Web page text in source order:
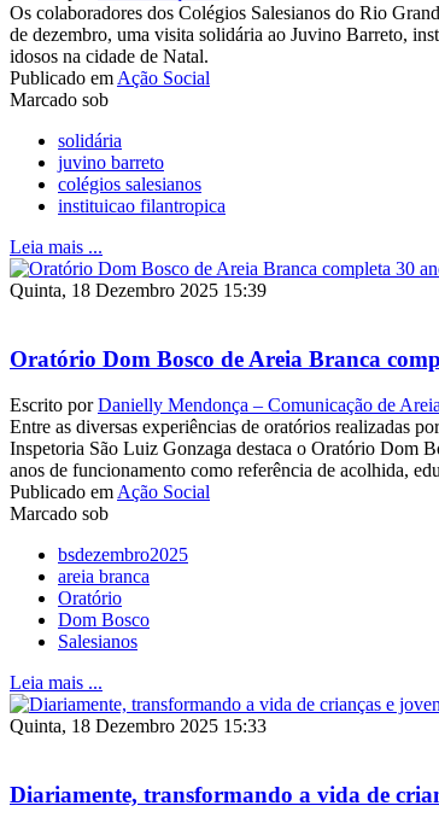
Os colaboradores dos Colégios Salesianos do Rio
de dezembro, uma visita solidária ao Juvino Barreto,
idosos na cidade de Natal.
Publicado em Ação Social
Marcado sob
solidária
juvino barreto
colégios salesianos
instituicao filantropica
Leia mais ...
Quinta, 18 Dezembro 2025 15:39
Oratório Dom Bosco de Areia Branca
Escrito porDanielly Mendonça – Comunicação de
Entre as diversas experiências de oratórios realizadas
Inspetoria São Luiz Gonzaga destaca o Oratório Dom
anos de funcionamento como referência de acolhida,
Publicado em Ação Social
Marcado sob
bsdezembro2025
areia branca
Oratório
Dom Bosco
Salesianos
Leia mais ...
Quinta, 18 Dezembro 2025 15:33
Diariamente, transformando a vida de